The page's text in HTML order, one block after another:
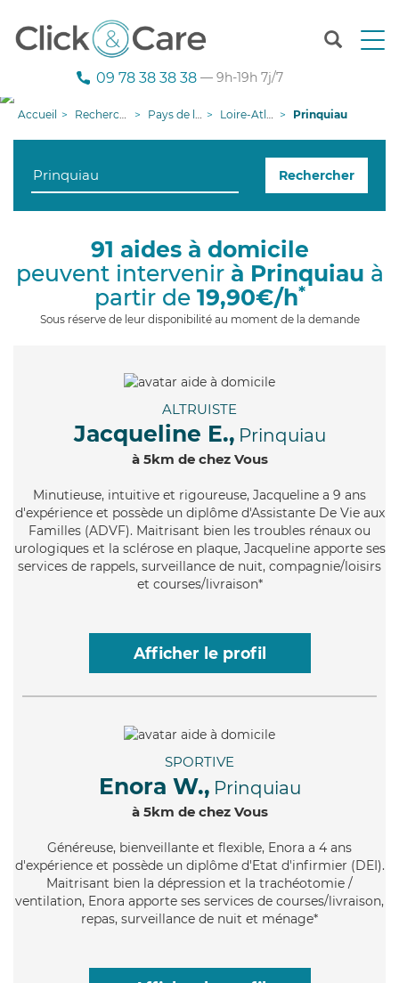
T
n
g
i
09 78 38 38 38 — 9h-19h 7j/7
Accueil Recherche aide à domicile Pays de la Loire Loire-Atlantique Prinquiau
Rechercher
91 aides à domicile
peuvent intervenir à Prinquiau à
partir de 19,90€/h*
Sous réserve de leur disponibilité au moment de la demande
ALTRUISTE
Jacqueline E., Prinquiau
à 5km de chez Vous
Minutieuse, intuitive et rigoureuse, Jacqueline a 9 ans
d'expérience et possède un diplôme d'Assistante De Vie aux
Familles (ADVF). Maitrisant bien les troubles rénaux ou
urologiques et la sclérose en plaque, Jacqueline apporte ses
services de rappels, surveillance de nuit, compagnie/loisirs
et courses/livraison*
Afficher le profil
SPORTIVE
Enora W., Prinquiau
à 5km de chez Vous
Généreuse, bienveillante et flexible, Enora a 4 ans
d'expérience et possède un diplôme d'Etat d'infirmier (DEI).
Maitrisant bien la dépression et la trachéotomie /
ventilation, Enora apporte ses services de courses/livraison,
repas, surveillance de nuit et ménage*